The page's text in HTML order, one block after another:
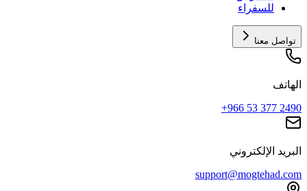
للسفراء
تواصل معنا
الهاتف
+966 53 377 2490
البريد الإلكتروني
support@mogtehad.com